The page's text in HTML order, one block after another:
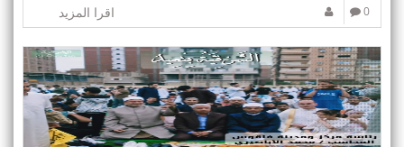
اقرا المزيد 0